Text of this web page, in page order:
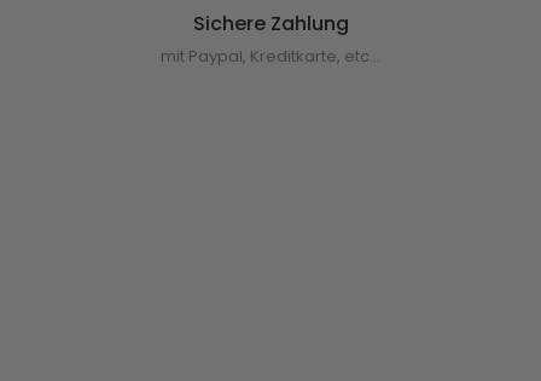
Sichere Zahlung
mit Paypal, Kreditkarte, etc...